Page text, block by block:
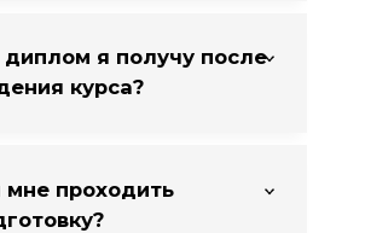
диплом я получу после
курса?
мне проходить